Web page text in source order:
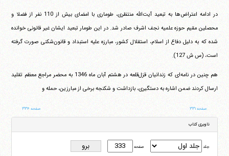
در ادامه اعتراض‌ها به تبعید آیت‌الله منتظری، طومارى با امضاى بیش از 110 نفر از فضلا و
محصلین مقیم حوزه علمیه نجف اشرف صادر شد. در این طومار تبعید ایشان غیر قانونى خوانده
شده که به دلیل دفاع از اسلام، استقلال کشور، مبارزه علیه استبداد و قانون‌شکنى صورت گرفته
است، (س ش 127).
هم چنین در نامه‌اى که زندانیان قزل‌قلعه در هشتم آبان ماه 1346 به محضر مراجع معظم تقلید
ارسال کردند ضمن اشاره به دستگیری، بازداشت و شکنجه برخى از مبارزین، حمله و
صفحه ۳۳۱ صفحه ۳۳۴
ناوبری کتاب
جلد صفحه